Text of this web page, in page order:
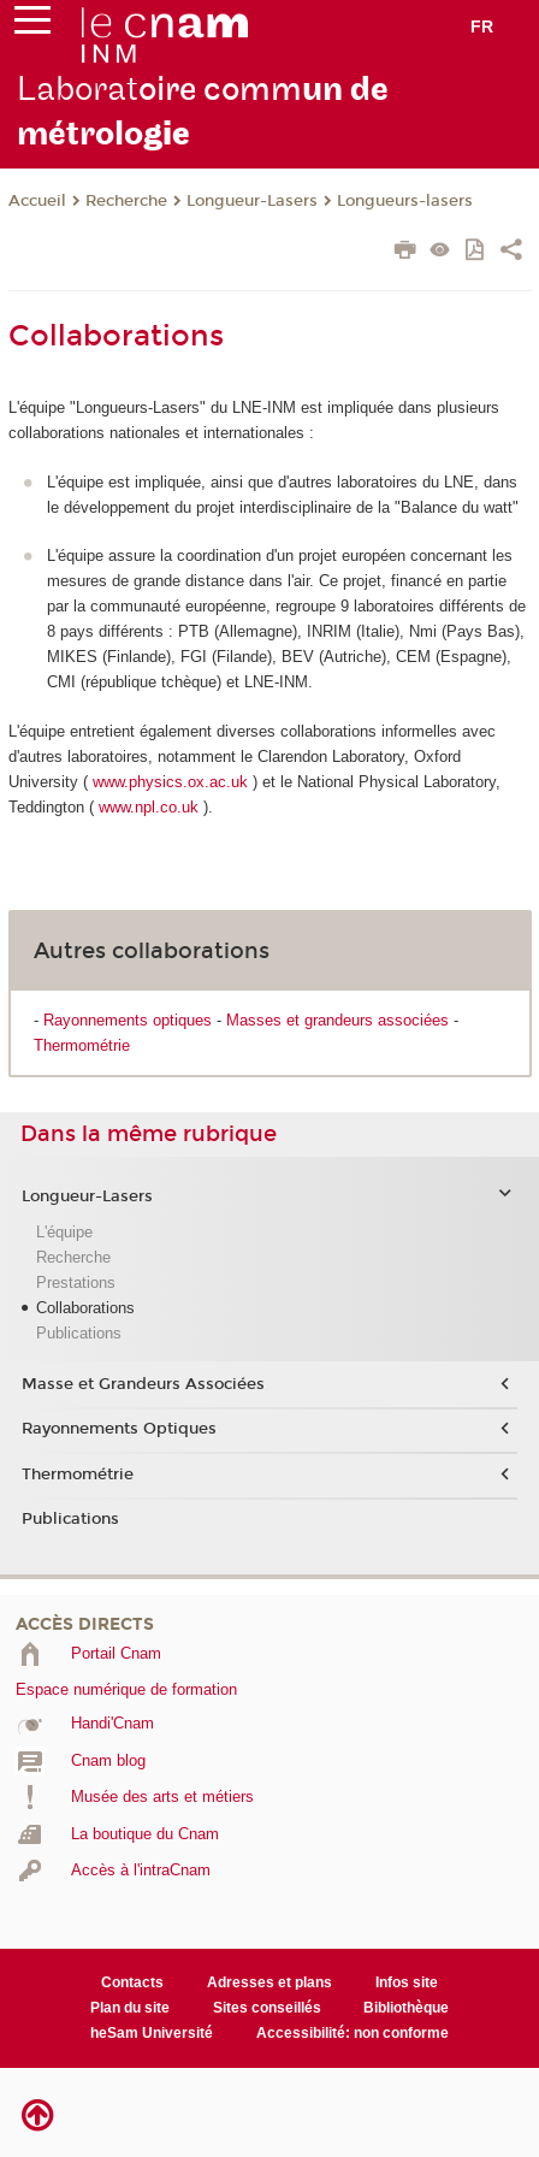
FR
Laboratoire commun de
métrologie
Accueil Recherche Longueur-Lasers Longueurs-lasers
Collaborations
L'équipe "Longueurs-Lasers" du LNE-INM est impliquée dans plusieurs
collaborations nationales et internationales :
L'équipe est impliquée, ainsi que d'autres laboratoires du LNE, dans
le développement du projet interdisciplinaire de la "Balance du watt"
L'équipe assure la coordination d'un projet européen concernant les
mesures de grande distance dans l'air. Ce projet, financé en partie
par la communauté européenne, regroupe 9 laboratoires différents de
8 pays différents : PTB (Allemagne), INRIM (Italie), Nmi (Pays Bas),
MIKES (Finlande), FGI (Filande), BEV (Autriche), CEM (Espagne),
CMI (république tchèque) et LNE-INM.
L'équipe entretient également diverses collaborations informelles avec
d'autres laboratoires, notamment le Clarendon Laboratory, Oxford
University ( www.physics.ox.ac.uk ) et le National Physical Laboratory,
Teddington ( www.npl.co.uk ).
Autres collaborations
- Rayonnements optiques - Masses et grandeurs associées -
Thermométrie
Dans la même rubrique
Longueur-Lasers
L'équipe
Recherche
Prestations
Collaborations
Publications
Masse et Grandeurs Associées
Rayonnements Optiques
Thermométrie
Publications
ACCÈS DIRECTS
Portail Cnam
Espace numérique de formation
Handi'Cnam
Cnam blog
Musée des arts et métiers
La boutique du Cnam
Accès à l'intraCnam
Contacts Adresses et plans
Infos site
Plan du site
Sites conseillés
Bibliothèque
heSam Université
Accessibilité: non conforme